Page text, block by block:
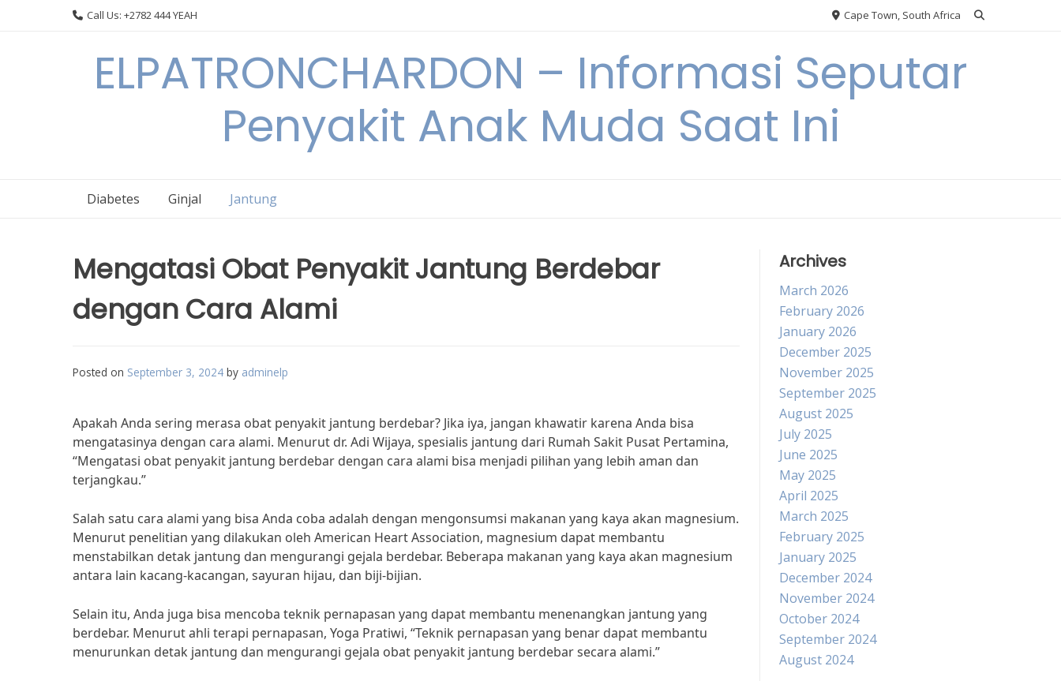
Call Us: +2782 444 YEAH Cape Town, South Africa
ELPATRONCHARDON – Informasi Seputar
Penyakit Anak Muda Saat Ini
Diabetes Ginjal Jantung
Mengatasi Obat Penyakit Jantung Berdebar
dengan Cara Alami
Posted on September 3, 2024 by adminelp
Apakah Anda sering merasa obat penyakit jantung berdebar? Jika iya, jangan khawatir karena Anda bisa
mengatasinya dengan cara alami. Menurut dr. Adi Wijaya, spesialis jantung dari Rumah Sakit Pusat Pertamina,
“Mengatasi obat penyakit jantung berdebar dengan cara alami bisa menjadi pilihan yang lebih aman dan
terjangkau.”
Salah satu cara alami yang bisa Anda coba adalah dengan mengonsumsi makanan yang kaya akan magnesium.
Menurut penelitian yang dilakukan oleh American Heart Association, magnesium dapat membantu
menstabilkan detak jantung dan mengurangi gejala berdebar. Beberapa makanan yang kaya akan magnesium
antara lain kacang-kacangan, sayuran hijau, dan biji-bijian.
Selain itu, Anda juga bisa mencoba teknik pernapasan yang dapat membantu menenangkan jantung yang
berdebar. Menurut ahli terapi pernapasan, Yoga Pratiwi, “Teknik pernapasan yang benar dapat membantu
menurunkan detak jantung dan mengurangi gejala obat penyakit jantung berdebar secara alami.”
Archives
March 2026
February 2026
January 2026
December 2025
November 2025
September 2025
August 2025
July 2025
June 2025
May 2025
April 2025
March 2025
February 2025
January 2025
December 2024
November 2024
October 2024
September 2024
August 2024